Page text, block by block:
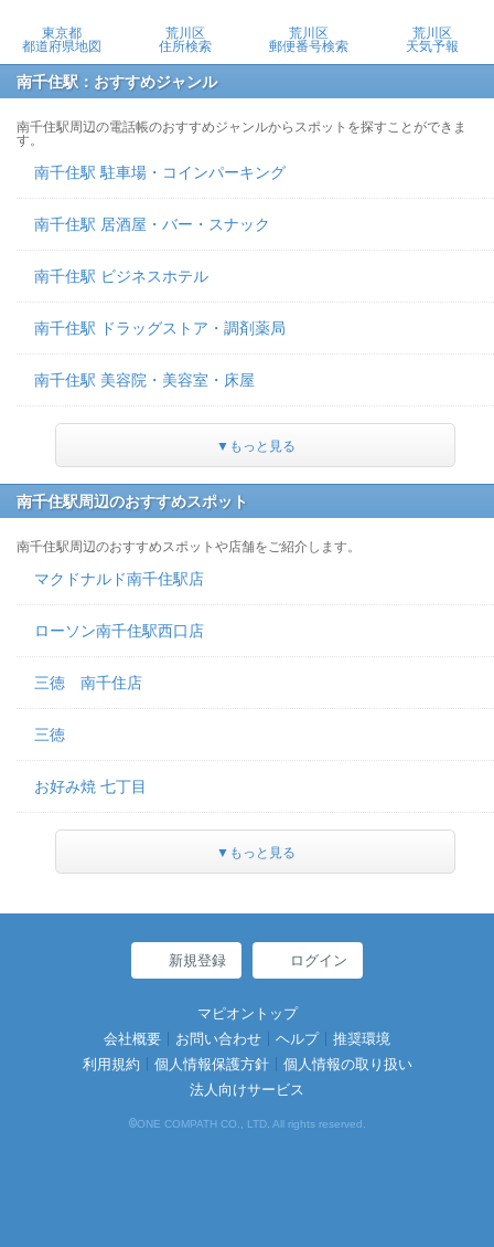
東京都
都道府県地図
荒川区
住所検索
荒川区
郵便番号検索
荒川区
天気予報
南千住駅：おすすめジャンル
南千住駅周辺の電話帳のおすすめジャンルからスポットを探すことができま
す。
南千住駅 駐車場・コインパーキング
南千住駅 居酒屋・バー・スナック
南千住駅 ビジネスホテル
南千住駅 ドラッグストア・調剤薬局
南千住駅 美容院・美容室・床屋
▼もっと見る
南千住駅周辺のおすすめスポット
南千住駅周辺のおすすめスポットや店舗をご紹介します。
マクドナルド南千住駅店
ローソン南千住駅西口店
三徳 南千住店
三徳
お好み焼 七丁目
▼もっと見る
新規登録 ログイン
マピオントップ
会社概要
お問い合わせ ヘルプ
推奨環境
利用規約
個人情報保護方針
個人情報の取り扱い
法人向けサービス
©ONE COMPATH CO., LTD. All rights reserved.